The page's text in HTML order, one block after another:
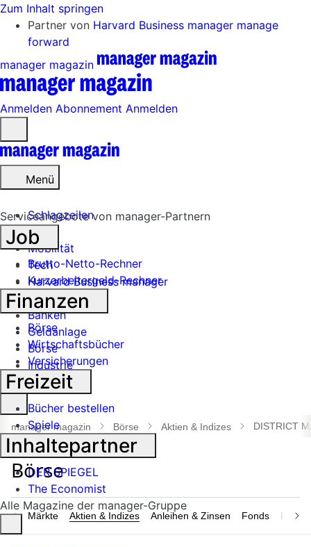
Zum Inhalt springen
Partner von Harvard Business manager manage
forward
manager magazin
Anmelden Abonnement Anmelden
öffnen
Menü
Schlagzeilen
Mobilität
Tech
Harvard Business manager
Handel
Banken
Geldanlage
Börse
Industrie
öffnen
manager magazin Börse Aktien & Indizes DISTRICT
Märkte Aktien & Indizes Anleihen & Zinsen Fonds
Serviceangebote von manager-Partnern
Job
Brutto-Netto-Rechner
Kurzarbeitergeld-Rechner
Finanzen
Börse
Wirtschaftsbücher
Versicherungen
Freizeit
Bücher bestellen
Spiele
Inhaltepartner
DER SPIEGEL
The Economist
Alle Magazine der manager-Gruppe